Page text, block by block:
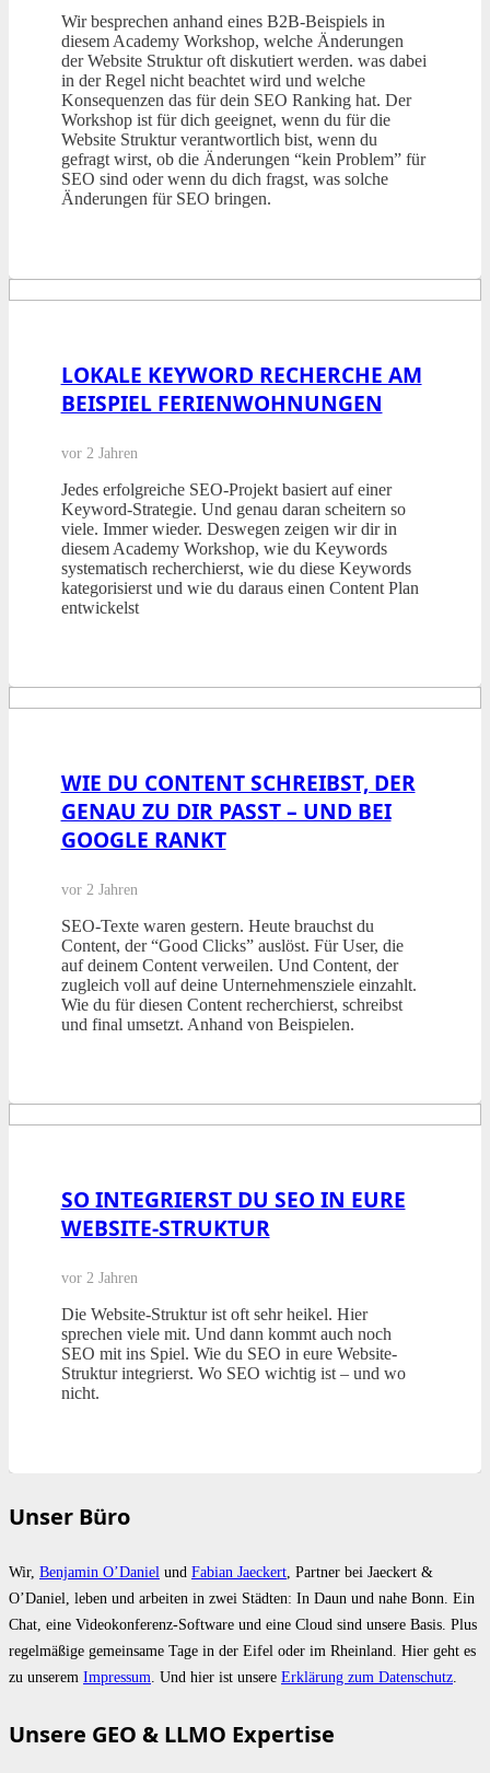
Wir besprechen anhand eines B2B-Beispiels in
diesem Academy Workshop, welche Änderungen
der Website Struktur oft diskutiert werden. was dabei
in der Regel nicht beachtet wird und welche
Konsequenzen das für dein SEO Ranking hat. Der
Workshop ist für dich geeignet, wenn du für die
Website Struktur verantwortlich bist, wenn du
gefragt wirst, ob die Änderungen “kein Problem” für
SEO sind oder wenn du dich fragst, was solche
Änderungen für SEO bringen.
LOKALE KEYWORD RECHERCHE AM
BEISPIEL FERIENWOHNUNGEN
vor 2 Jahren
Jedes erfolgreiche SEO-Projekt basiert auf einer
Keyword-Strategie. Und genau daran scheitern so
viele. Immer wieder. Deswegen zeigen wir dir in
diesem Academy Workshop, wie du Keywords
systematisch recherchierst, wie du diese Keywords
kategorisierst und wie du daraus einen Content Plan
entwickelst
WIE DU CONTENT SCHREIBST, DER
GENAU ZU DIR PASST – UND BEI
GOOGLE RANKT
vor 2 Jahren
SEO-Texte waren gestern. Heute brauchst du
Content, der “Good Clicks” auslöst. Für User, die
auf deinem Content verweilen. Und Content, der
zugleich voll auf deine Unternehmensziele einzahlt.
Wie du für diesen Content recherchierst, schreibst
und final umsetzt. Anhand von Beispielen.
SO INTEGRIERST DU SEO IN EURE
WEBSITE-STRUKTUR
vor 2 Jahren
Die Website-Struktur ist oft sehr heikel. Hier
sprechen viele mit. Und dann kommt auch noch
SEO mit ins Spiel. Wie du SEO in eure Website-
Struktur integrierst. Wo SEO wichtig ist – und wo
nicht.
Unser Büro
Wir, Benjamin O’Daniel und Fabian Jaeckert, Partner bei Jaeckert &
O’Daniel, leben und arbeiten in zwei Städten: In Daun und nahe Bonn. Ein
Chat, eine Videokonferenz-Software und eine Cloud sind unsere Basis. Plus
regelmäßige gemeinsame Tage in der Eifel oder im Rheinland. Hier geht es
zu unserem Impressum. Und hier ist unsere Erklärung zum Datenschutz.
Unsere GEO & LLMO Expertise